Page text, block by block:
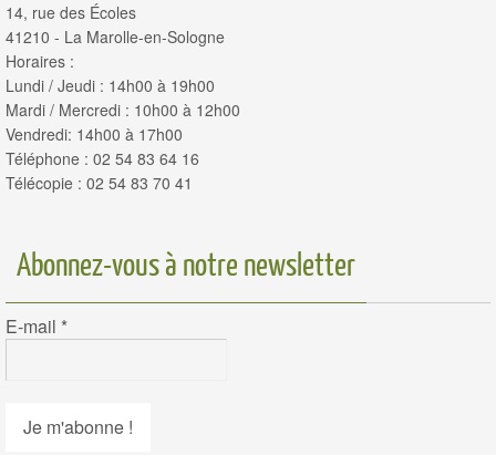
14, rue des Écoles
41210 - La Marolle-en-Sologne
Horaires :
Lundi / Jeudi : 14h00 à 19h00
Mardi / Mercredi : 10h00 à 12h00
Vendredi: 14h00 à 17h00
Téléphone : 02 54 83 64 16
Télécopie : 02 54 83 70 41
Abonnez-vous à notre newsletter
E-mail *